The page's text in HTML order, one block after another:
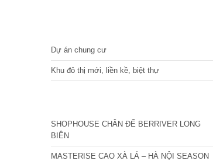
Dự án chung cư
Khu đô thị mới, liền kề, biệt thự
SHOPHOUSE CHÂN ĐẾ BERRIVER LONG
BIÊN
MASTERISE CAO XÀ LÁ – HÀ NỘI SEASON